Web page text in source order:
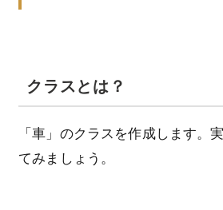
クラスとは？
「車」のクラスを作成します。
てみましょう。